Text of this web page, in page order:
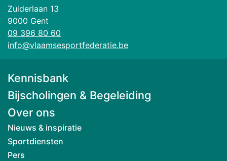
Zuiderlaan 13
9000 Gent
09 396 80 60
info@vlaamsesportfederatie.be
Kennisbank
Bijscholingen & Begeleiding
Over ons
Nieuws & inspiratie
Sportdiensten
Pers